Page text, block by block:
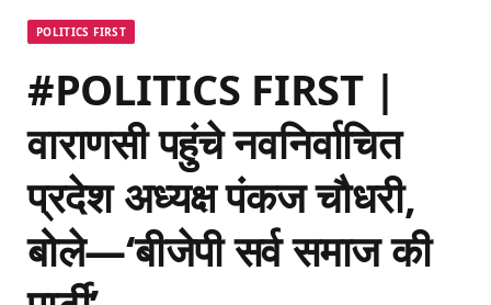
POLITICS FIRST
#POLITICS FIRST |
वाराणसी पहुंचे नवनिर्वाचित
प्रदेश अध्यक्ष पंकज चौधरी,
बोले—‘बीजेपी सर्व समाज की